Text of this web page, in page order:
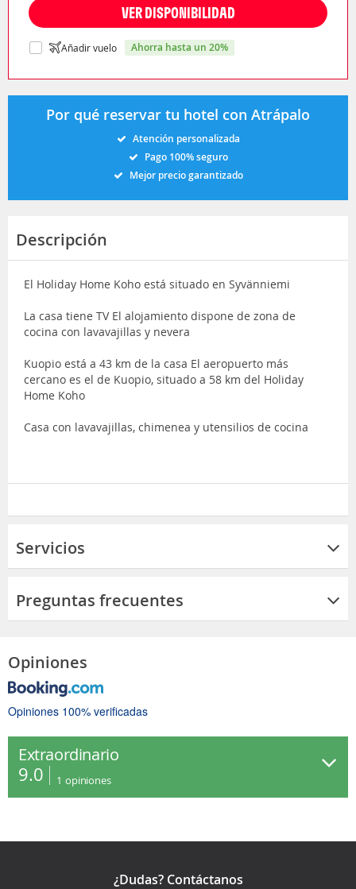
VER DISPONIBILIDAD
Añadir vuelo ahorra hasta un 20%
Por qué reservar tu hotel con Atrápalo
Atención personalizada
Pago 100% seguro
Mejor precio garantizado
Descripción
El Holiday Home Koho está situado en Syvänniemi
La casa tiene TV El alojamiento dispone de zona de
cocina con lavavajillas y nevera
Kuopio está a 43 km de la casa El aeropuerto más
cercano es el de Kuopio, situado a 58 km del Holiday
Home Koho
Casa con lavavajillas, chimenea y utensilios de cocina
Servicios
Preguntas frecuentes
Opiniones
Opiniones 100% verificadas
Extraordinario
9.0 1 opiniones
¿Dudas? Contáctanos